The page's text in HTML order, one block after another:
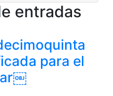
entradas
para el